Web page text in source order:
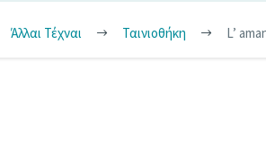
Άλλαι Τέχναι Ταινιοθήκη L’